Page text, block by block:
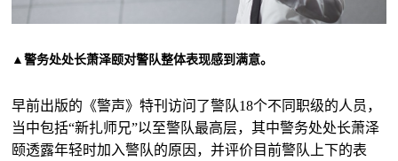
▲警务处处长萧泽颐对警队整体表现感到满意。
早前出版的《警声》特刊访问了警队18个不同职级的人员，
当中包括“新扎师兄”以至警队最高层，其中警务处处长萧泽
颐透露年轻时加入警队的原因，并评价目前警队上下的表